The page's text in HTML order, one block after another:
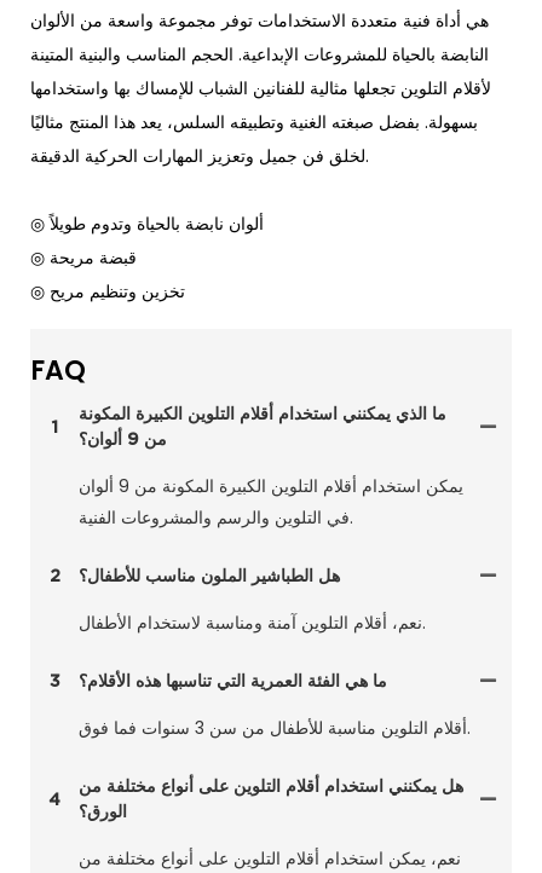
هي أداة فنية متعددة الاستخدامات توفر مجموعة واسعة من الألوان
النابضة بالحياة للمشروعات الإبداعية. الحجم المناسب والبنية المتينة
لأقلام التلوين تجعلها مثالية للفنانين الشباب للإمساك بها واستخدامها
بسهولة. بفضل صبغته الغنية وتطبيقه السلس، يعد هذا المنتج مثاليًا
لخلق فن جميل وتعزيز المهارات الحركية الدقيقة.
◎ قبضة مريحة
◎ تخزين وتنظيم مريح
FAQ
1
ما الذي يمكنني استخدام أقلام التلوين الكبيرة المكونة
من 9 ألوان؟
يمكن استخدام أقلام التلوين الكبيرة المكونة من 9 ألوان
في التلوين والرسم والمشروعات الفنية.
2 هل الطباشير الملون مناسب للأطفال؟
نعم، أقلام التلوين آمنة ومناسبة لاستخدام الأطفال.
3 ما هي الفئة العمرية التي تناسبها هذه الأقلام؟
أقلام التلوين مناسبة للأطفال من سن 3 سنوات فما فوق.
4
هل يمكنني استخدام أقلام التلوين على أنواع مختلفة من
الورق؟
نعم، يمكن استخدام أقلام التلوين على أنواع مختلفة من